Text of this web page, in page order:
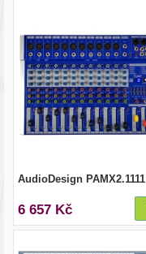
AudioDesign PAMX2.1111
6 657 Kč